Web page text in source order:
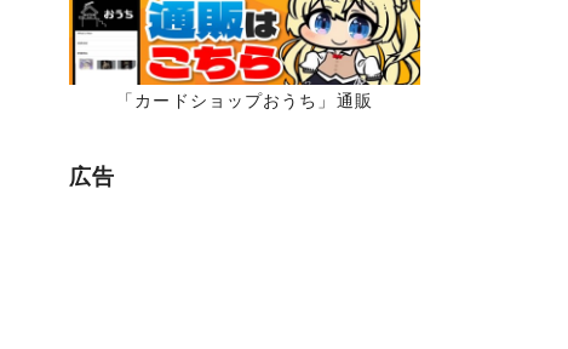
「カードショップおうち」通販
広告